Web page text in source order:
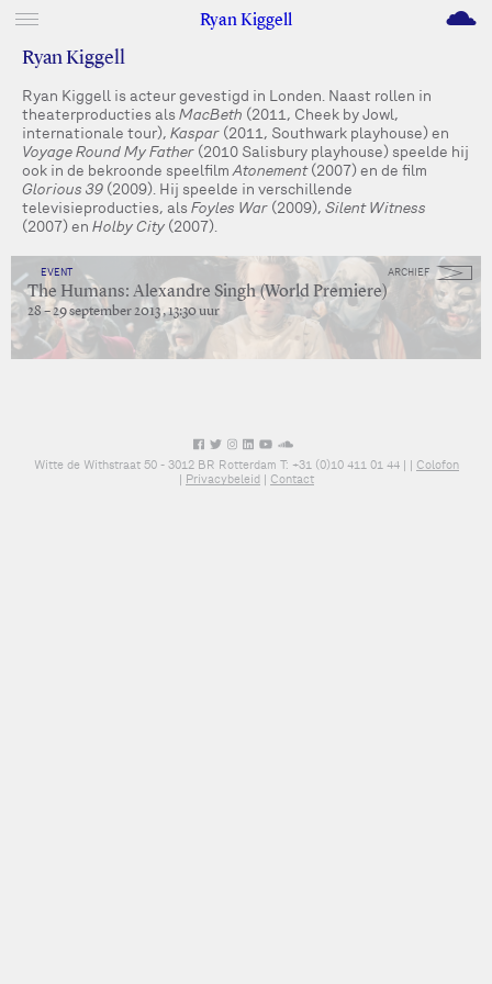
Ryan Kiggell M
Ryan Kiggell
Ryan Kiggell is acteur gevestigd in Londen. Naast rollen in
theaterproducties alsMacBeth (2011, Cheek by Jowl,
internationale tour), Kaspar (2011, Southwark playhouse) en
Voyage Round My Father (2010 Salisbury playhouse) speelde hij
ook in de bekroonde speelfilm Atonement(2007) en de film
Glorious 39 (2009). Hij speelde in verschillende
televisieproducties, alsFoyles War (2009), Silent Witness
(2007) en Holby City (2007).
ARCHIEF
EVENT
The Humans: Alexandre Singh (World Premiere)
28 – 29 september 2013 , 13:30 uur
Witte de Withstraat 50 - 3012 BR Rotterdam T: +31 (0)10 411 01 44 | | Colofon
| Privacybeleid| Contact